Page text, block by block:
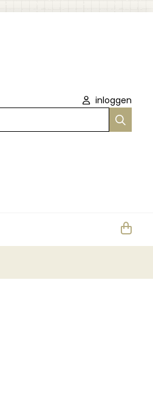
inloggen